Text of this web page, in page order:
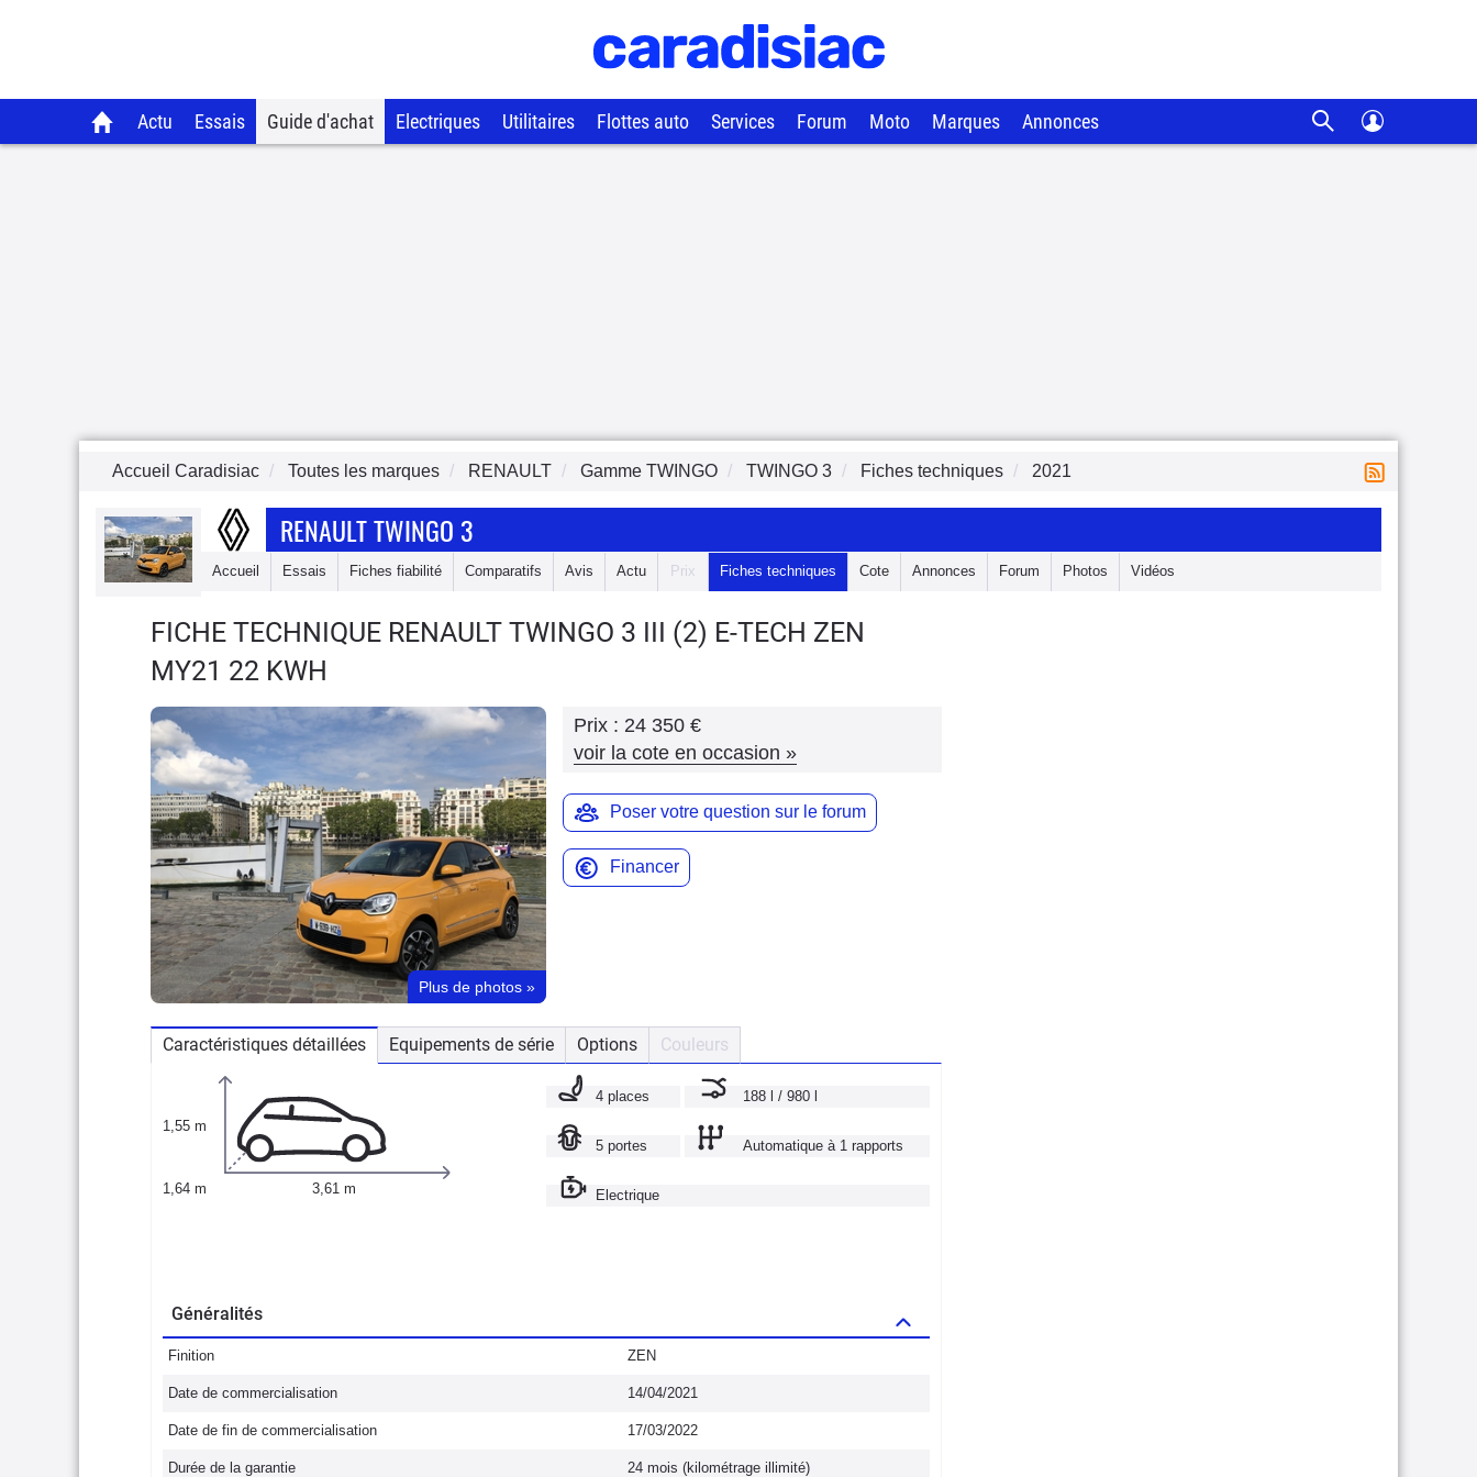
Actu Essais Guide d'achat Electriques Utilitaires Flottes auto Services Forum Moto Marques Annonces
Accueil Caradisiac Toutes les marques RENAULT Gamme TWINGO TWINGO 3 Fiches techniques 2021
RENAULT TWINGO 3
Accueil Essais Fiches fiabilité Comparatifs Avis Actu Prix Fiches techniques Cote Annonces Forum Photos Vidéos
FICHE TECHNIQUE RENAULT TWINGO 3 III (2) E-TECH ZEN
MY21 22 KWH
Plus de photos »
Prix : 24 350 €
voir la cote en occasion »
Poser votre question sur le forum
Financer
Caractéristiques détaillées Equipements de série Options Couleurs
1,55 m
1,64 m 3,61 m
4 places 188 l / 980 l
5 portes Automatique à 1 rapports
Electrique
Généralités
Finition ZEN
Date de commercialisation 14/04/2021
Date de fin de commercialisation 17/03/2022
Durée de la garantie 24 mois (kilométrage illimité)